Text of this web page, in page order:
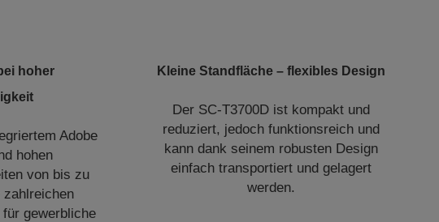
hoher
Adobe
hohen
von bis zu
gewerbliche
Kleine Standfläche – flexibles Design
Der SC-T3700D ist kompakt und
reduziert, jedoch funktionsreich und
kann dank seinem robusten Design
einfach transportiert und gelagert
werden.